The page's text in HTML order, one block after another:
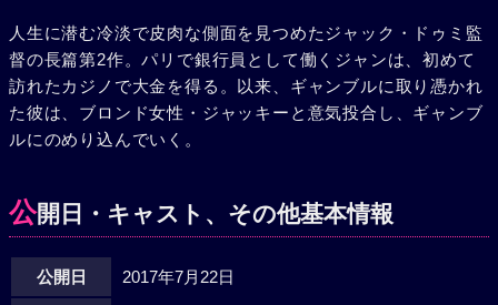
人生に潜む冷淡で皮肉な側面を見つめたジャック・ドゥミ監
督の長篇第2作。パリで銀行員として働くジャンは、初めて
訪れたカジノで大金を得る。以来、ギャンブルに取り憑かれ
た彼は、ブロンド女性・ジャッキーと意気投合し、ギャンブ
ルにのめり込んでいく。
公開日・キャスト、その他基本情報
公開日 2017年7月22日